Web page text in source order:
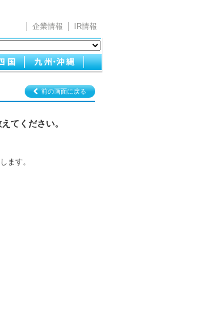
企業情報 IR情報
前の画面に戻る
てください。
ます。